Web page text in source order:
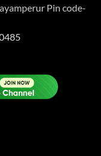
Pin code-